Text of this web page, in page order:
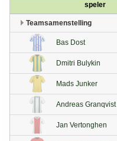
speler
Teamsamenstelling
Bas Dost
Dmitri Bulykin
Mads Junker
Andreas Granqvist
Jan Vertonghen